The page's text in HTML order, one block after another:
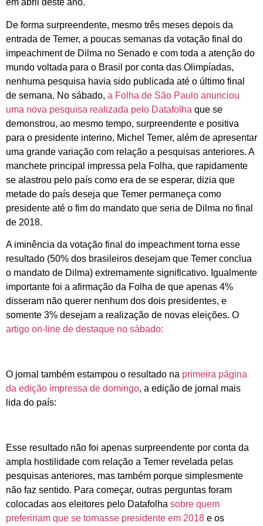
em abril deste ano.
De forma surpreendente, mesmo três meses depois da
entrada de Temer, a poucas semanas da votação final do
impeachment de Dilma no Senado e com toda a atenção do
mundo voltada para o Brasil por conta das Olimpíadas,
nenhuma pesquisa havia sido publicada até o último final
de semana. No sábado, a Folha de São Paulo anunciou
uma nova pesquisa realizada pelo Datafolha que se
demonstrou, ao mesmo tempo, surpreendente e positiva
para o presidente interino, Michel Temer, além de apresentar
uma grande variação com relação a pesquisas anteriores. A
manchete principal impressa pela Folha, que rapidamente
se alastrou pelo país como era de se esperar, dizia que
metade do país deseja que Temer permaneça como
presidente até o fim do mandato que seria de Dilma no final
de 2018.
A iminência da votação final do impeachment torna esse
resultado (50% dos brasileiros desejam que Temer conclua
o mandato de Dilma) extremamente significativo. Igualmente
importante foi a afirmação da Folha de que apenas 4%
disseram não querer nenhum dos dois presidentes, e
somente 3% desejam a realização de novas eleições. O
artigo on-line de destaque no sábado:
O jornal também estampou o resultado na primeira página
da edição impressa de domingo, a edição de jornal mais
lida do país:
Esse resultado não foi apenas surpreendente por conta da
ampla hostilidade com relação a Temer revelada pelas
pesquisas anteriores, mas também porque simplesmente
não faz sentido. Para começar, outras perguntas foram
colocadas aos eleitores pelo Datafolha sobre quem
prefeririam que se tornasse presidente em 2018 e os